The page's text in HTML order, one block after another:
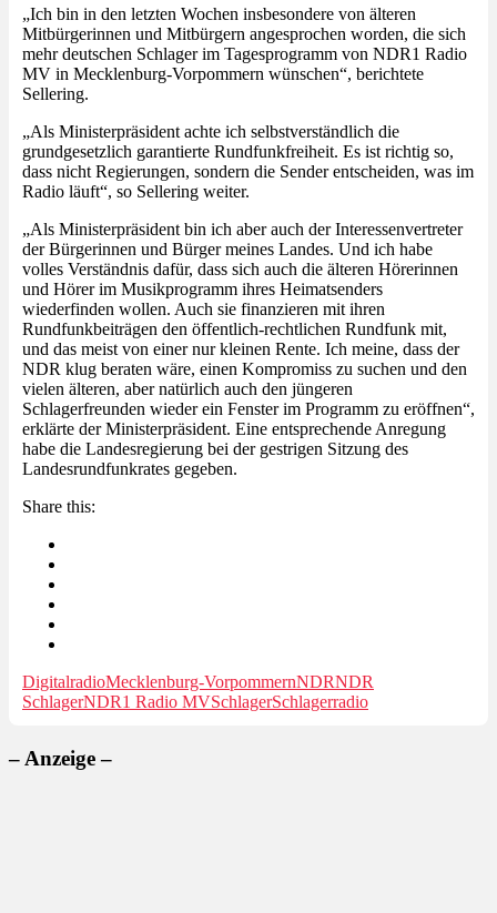
„Ich bin in den letzten Wochen insbesondere von älteren
Mitbürgerinnen und Mitbürgern angesprochen worden, die sich
mehr deutschen Schlager im Tagesprogramm von NDR1 Radio
MV in Mecklenburg-Vorpommern wünschen“, berichtete
Sellering.
„Als Ministerpräsident achte ich selbstverständlich die
grundgesetzlich garantierte Rundfunkfreiheit. Es ist richtig so,
dass nicht Regierungen, sondern die Sender entscheiden, was im
Radio läuft“, so Sellering weiter.
„Als Ministerpräsident bin ich aber auch der Interessenvertreter
der Bürgerinnen und Bürger meines Landes. Und ich habe
volles Verständnis dafür, dass sich auch die älteren Hörerinnen
und Hörer im Musikprogramm ihres Heimatsenders
wiederfinden wollen. Auch sie finanzieren mit ihren
Rundfunkbeiträgen den öffentlich-rechtlichen Rundfunk mit,
und das meist von einer nur kleinen Rente. Ich meine, dass der
NDR klug beraten wäre, einen Kompromiss zu suchen und den
vielen älteren, aber natürlich auch den jüngeren
Schlagerfreunden wieder ein Fenster im Programm zu eröffnen“,
erklärte der Ministerpräsident. Eine entsprechende Anregung
habe die Landesregierung bei der gestrigen Sitzung des
Landesrundfunkrates gegeben.
Share this:
DigitalradioMecklenburg-VorpommernNDRNDR
SchlagerNDR1 Radio MVSchlagerSchlagerradio
– Anzeige –